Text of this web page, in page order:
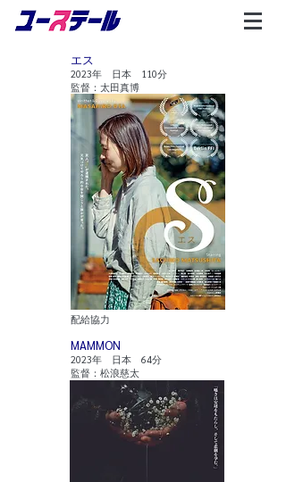
エス
2023年 日本 110分
監督：太田真博
​配給協力
MAMMON
2023年 日本 64分
監督：松浪慈太